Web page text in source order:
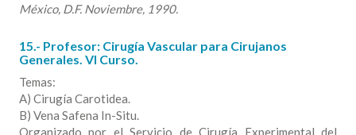
México, D.F. Noviembre, 1990.
15.- Profesor: Cirugía Vascular para Cirujanos
Generales. VI Curso.
Temas:
A) Cirugía Carotidea.
B) Vena Safena In-Situ.
Organizado por el Servicio de Cirugía Experimental del